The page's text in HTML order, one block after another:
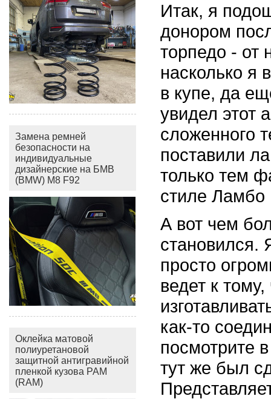
Замена ремней
безопасности на
индивидуальные
дизайнерские на БМВ
(BMW) M8 F92
Оклейка матовой
полиуретановой
защитной антигравийной
пленкой кузова РАМ
(RAM)
Итак, я
донором
торпедо - от
насколько я
в купе, да
увидел этот
сложенного
поставили
только тем
стиле Ламбо
А вот чем
становился.
просто
ведет к
как-то
посмотрите
тут же был